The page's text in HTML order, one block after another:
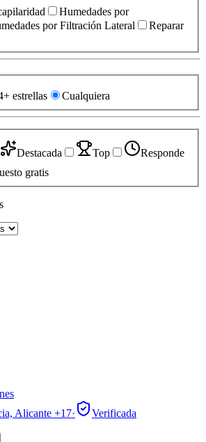
Humedades por
por Filtración Lateral
Reparar
estrellas Cualquiera
Destacada Top
Responde
gratis
Alicante +17·
Verificada